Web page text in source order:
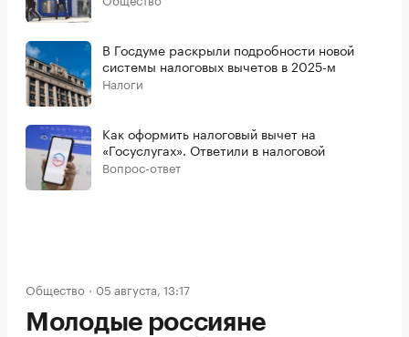
В Госдуме раскрыли подробности новой
системы налоговых вычетов в 2025-м
Налоги
Как оформить налоговый вычет на
«Госуслугах». Ответили в налоговой
Вопрос-ответ
Общество 05 августа, 13:17
Молодые россияне